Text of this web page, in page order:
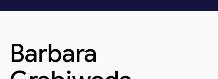
Barbara